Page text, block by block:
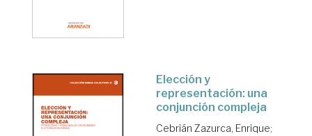
Elección y
representación: una
conjunción compleja
Cebrián Zazurca, Enrique;